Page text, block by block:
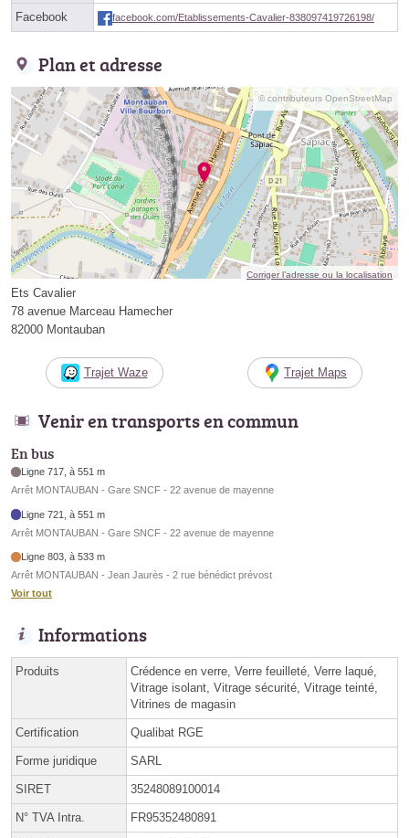
Facebook facebook.com/Etablissements-Cavalier-838097419726198/
Plan et adresse
© contributeurs OpenStreetMap
Corriger l’adresse ou la localisation
Ets Cavalier
78 avenue Marceau Hamecher
82000 Montauban
Trajet Waze Trajet Maps
Venir en transports en commun
En bus
Ligne 717, à 551 m
Arrêt MONTAUBAN - Gare SNCF - 22 avenue de mayenne
Ligne 721, à 551 m
Arrêt MONTAUBAN - Gare SNCF - 22 avenue de mayenne
Ligne 803, à 533 m
Arrêt MONTAUBAN - Jean Jaurès - 2 rue bénédict prévost
Voir tout
Informations
Produits
Crédence en verre, Verre feuilleté, Verre laqué,
Vitrage isolant, Vitrage sécurité, Vitrage teinté,
Vitrines de magasin
Certification Qualibat RGE
Forme juridique SARL
SIRET 35248089100014
N° TVA Intra. FR95352480891